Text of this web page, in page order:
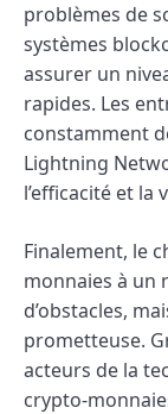
problèmes de
systèmes
assurer un
rapides. Les
constamment
Lightning
l’efficacité et la
Finalement, le
monnaies à un
d’obstacles,
prometteuse.
acteurs de la
crypto-